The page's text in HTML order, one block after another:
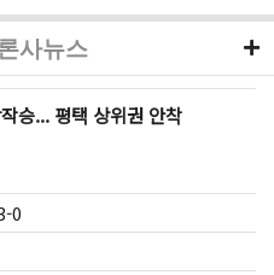
사뉴스
승... 평택 상위권 안착
0